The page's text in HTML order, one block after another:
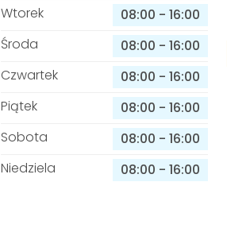
Wtorek
08:00 - 16:00
Środa
08:00 - 16:00
Czwartek
08:00 - 16:00
Piątek
08:00 - 16:00
Sobota
08:00 - 16:00
Niedziela
08:00 - 16:00